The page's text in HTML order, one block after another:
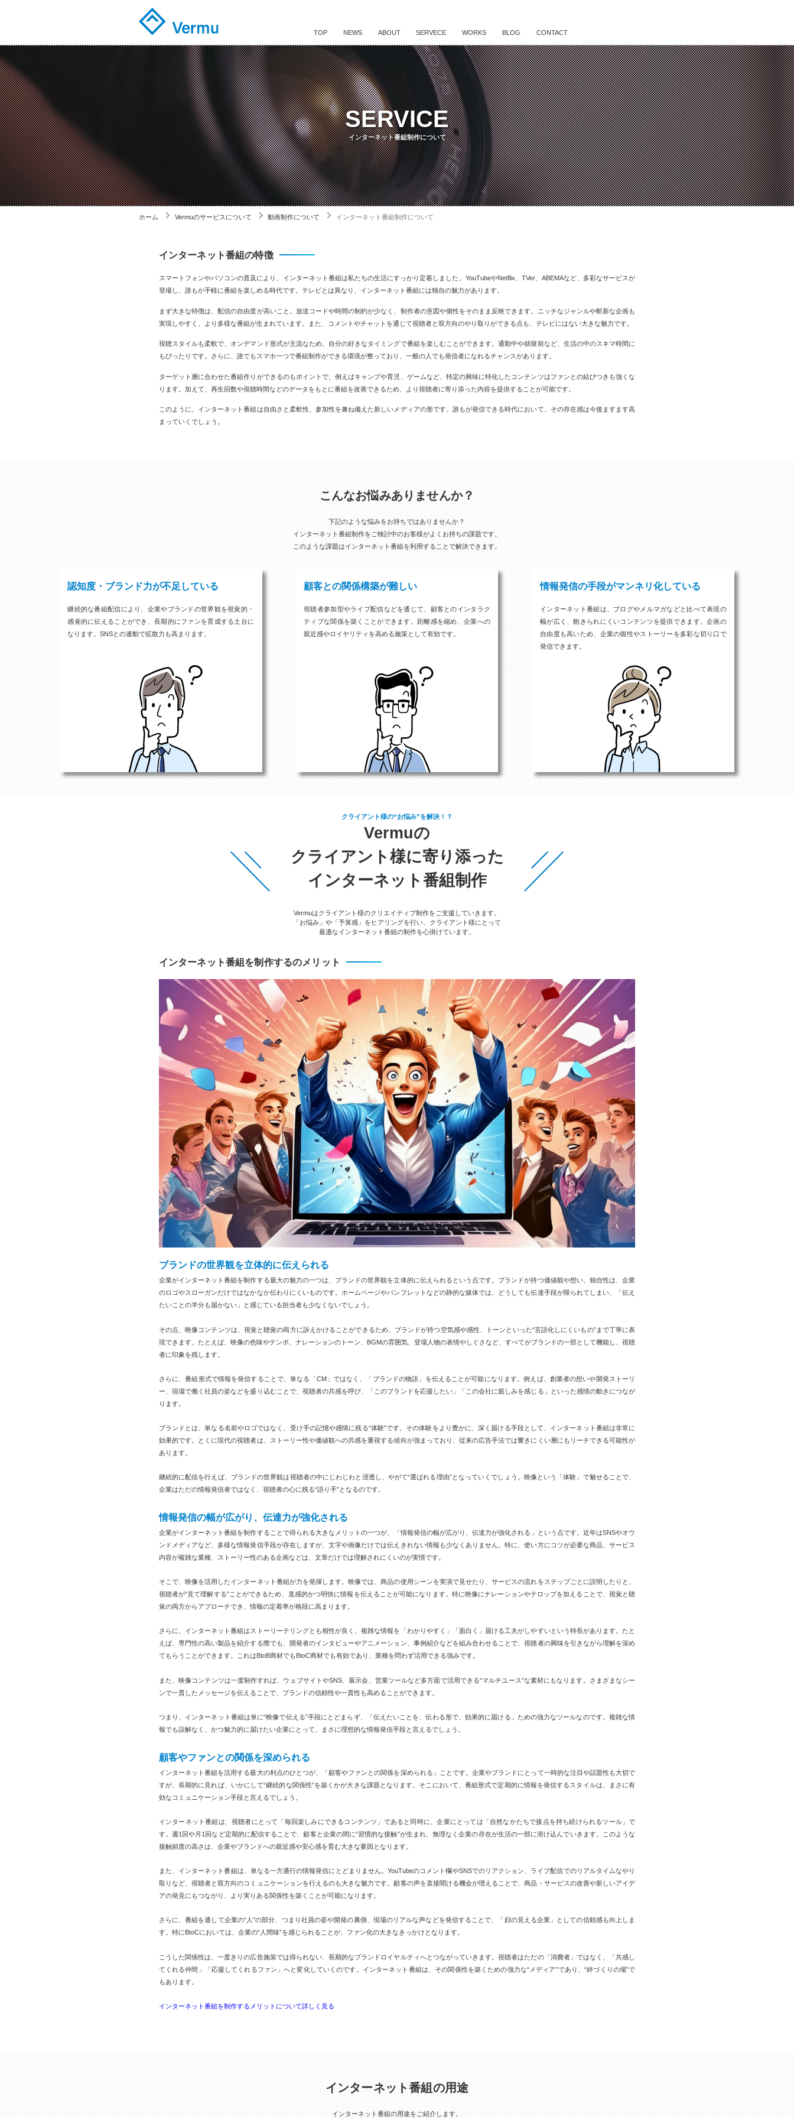
TOP NEWS ABOUT SERVECE WORKS BLOG CONTACT
SERVICE
インターネット番組制作について
ホーム Vermuのサービスについて 動画制作について インターネット番組制作について
インターネット番組の特徴
スマートフォンやパソコンの普及により、インターネット番組は私たちの生活にすっかり定着しました。YouTubeやNetflix、TVer、ABEMAなど、多彩なサービスが
登場し、誰もが手軽に番組を楽しめる時代です。テレビとは異なり、インターネット番組には独自の魅力があります。
まず大きな特徴は、配信の自由度が高いこと。放送コードや時間の制約が少なく、制作者の意図や個性をそのまま反映できます。ニッチなジャンルや斬新な企画も
実現しやすく、より多様な番組が生まれています。また、コメントやチャットを通じて視聴者と双方向のやり取りができる点も、テレビにはない大きな魅力です。
視聴スタイルも柔軟で、オンデマンド形式が主流なため、自分の好きなタイミングで番組を楽しむことができます。通勤中や就寝前など、生活の中のスキマ時間に
もぴったりです。さらに、誰でもスマホ一つで番組制作ができる環境が整っており、一般の人でも発信者になれるチャンスがあります。
ターゲット層に合わせた番組作りができるのもポイントで、例えばキャンプや育児、ゲームなど、特定の興味に特化したコンテンツはファンとの結びつきも強くな
ります。加えて、再生回数や視聴時間などのデータをもとに番組を改善できるため、より視聴者に寄り添った内容を提供することが可能です。
このように、インターネット番組は自由さと柔軟性、参加性を兼ね備えた新しいメディアの形です。誰もが発信できる時代において、その存在感は今後ますます高
まっていくでしょう。
こんなお悩みありませんか？
下記のような悩みをお持ちではありませんか？
インターネット番組制作をご検討中のお客様がよくお持ちの課題です。
このような課題はインターネット番組を利用することで解決できます。
認知度・ブランド力が不足している
継続的な番組配信により、企業やブランドの世界観を視覚的・
感覚的に伝えることができ、長期的にファンを育成する土台に
なります。SNSとの連動で拡散力も高まります。
顧客との関係構築が難しい
視聴者参加型やライブ配信などを通じて、顧客とのインタラク
ティブな関係を築くことができます。距離感を縮め、企業への
親近感やロイヤリティを高める施策として有効です。
情報発信の手段がマンネリ化している
インターネット番組は、ブログやメルマガなどと比べて表現の
幅が広く、飽きられにくいコンテンツを提供できます。企画の
自由度も高いため、企業の個性やストーリーを多彩な切り口で
発信できます。
クライアント様の“お悩み”を解決！？
Vermuの
クライアント様に寄り添った
インターネット番組制作
Vermuはクライアント様のクリエイティブ制作をご支援していきます。
「お悩み」や「予算感」をヒアリングを行い、クライアント様にとって
最適なインターネット番組の制作を心掛けています。
インターネット番組を制作するのメリット
ブランドの世界観を立体的に伝えられる
企業がインターネット番組を制作する最大の魅力の一つは、ブランドの世界観を立体的に伝えられるという点です。ブランドが持つ価値観や想い、独自性は、企業
のロゴやスローガンだけではなかなか伝わりにくいものです。ホームページやパンフレットなどの静的な媒体では、どうしても伝達手段が限られてしまい、「伝え
たいことの半分も届かない」と感じている担当者も少なくないでしょう。
その点、映像コンテンツは、視覚と聴覚の両方に訴えかけることができるため、ブランドが持つ空気感や感性、トーンといった“言語化しにくいもの”まで丁寧に表
現できます。たとえば、映像の色味やテンポ、ナレーションのトーン、BGMの雰囲気、登場人物の表情やしぐさなど、すべてがブランドの一部として機能し、視聴
者に印象を残します。
さらに、番組形式で情報を発信することで、単なる「CM」ではなく、「ブランドの物語」を伝えることが可能になります。例えば、創業者の想いや開発ストーリ
ー、現場で働く社員の姿などを盛り込むことで、視聴者の共感を呼び、「このブランドを応援したい」「この会社に親しみを感じる」といった感情の動きにつなが
ります。
ブランドとは、単なる名前やロゴではなく、受け手の記憶や感情に残る“体験”です。その体験をより豊かに、深く届ける手段として、インターネット番組は非常に
効果的です。とくに現代の視聴者は、ストーリー性や価値観への共感を重視する傾向が強まっており、従来の広告手法では響きにくい層にもリーチできる可能性が
あります。
継続的に配信を行えば、ブランドの世界観は視聴者の中にじわじわと浸透し、やがて“選ばれる理由”となっていくでしょう。映像という「体験」で魅せることで、
企業はただの情報発信者ではなく、視聴者の心に残る“語り手”となるのです。
情報発信の幅が広がり、伝達力が強化される
企業がインターネット番組を制作することで得られる大きなメリットの一つが、「情報発信の幅が広がり、伝達力が強化される」という点です。近年はSNSやオウ
ンドメディアなど、多様な情報発信手段が存在しますが、文字や画像だけでは伝えきれない情報も少なくありません。特に、使い方にコツが必要な商品、サービス
内容が複雑な業種、ストーリー性のある企画などは、文章だけでは理解されにくいのが実情です。
そこで、映像を活用したインターネット番組が力を発揮します。映像では、商品の使用シーンを実演で見せたり、サービスの流れをステップごとに説明したりと、
視聴者が“見て理解する”ことができるため、直感的かつ明快に情報を伝えることが可能になります。特に映像にナレーションやテロップを加えることで、視覚と聴
覚の両方からアプローチでき、情報の定着率が格段に高まります。
さらに、インターネット番組はストーリーテリングとも相性が良く、複雑な情報を「わかりやすく」「面白く」届ける工夫がしやすいという特長があります。たと
えば、専門性の高い製品を紹介する際でも、開発者のインタビューやアニメーション、事例紹介などを組み合わせることで、視聴者の興味を引きながら理解を深め
てもらうことができます。これはBtoB商材でもBtoC商材でも有効であり、業種を問わず活用できる強みです。
また、映像コンテンツは一度制作すれば、ウェブサイトやSNS、展示会、営業ツールなど多方面で活用できる“マルチユース”な素材にもなります。さまざまなシー
ンで一貫したメッセージを伝えることで、ブランドの信頼性や一貫性も高めることができます。
つまり、インターネット番組は単に“映像で伝える”手段にとどまらず、「伝えたいことを、伝わる形で、効果的に届ける」ための強力なツールなのです。複雑な情
報でも誤解なく、かつ魅力的に届けたい企業にとって、まさに理想的な情報発信手段と言えるでしょう。
顧客やファンとの関係を深められる
インターネット番組を活用する最大の利点のひとつが、「顧客やファンとの関係を深められる」ことです。企業やブランドにとって一時的な注目や話題性も大切で
すが、長期的に見れば、いかにして“継続的な関係性”を築くかが大きな課題となります。そこにおいて、番組形式で定期的に情報を発信するスタイルは、まさに有
効なコミュニケーション手段と言えるでしょう。
インターネット番組は、視聴者にとって「毎回楽しみにできるコンテンツ」であると同時に、企業にとっては「自然なかたちで接点を持ち続けられるツール」で
す。週1回や月1回など定期的に配信することで、顧客と企業の間に“習慣的な接触”が生まれ、無理なく企業の存在が生活の一部に溶け込んでいきます。このような
接触頻度の高さは、企業やブランドへの親近感や安心感を育む大きな要因となります。
また、インターネット番組は、単なる一方通行の情報発信にとどまりません。YouTubeのコメント欄やSNSでのリアクション、ライブ配信でのリアルタイムなやり
取りなど、視聴者と双方向のコミュニケーションを行えるのも大きな魅力です。顧客の声を直接聞ける機会が増えることで、商品・サービスの改善や新しいアイデ
アの発見にもつながり、より実りある関係性を築くことが可能になります。
さらに、番組を通して企業の“人”の部分、つまり社員の姿や開発の裏側、現場のリアルな声などを発信することで、「顔の見える企業」としての信頼感も向上しま
す。特にBtoCにおいては、企業の“人間味”を感じられることが、ファン化の大きなきっかけとなります。
こうした関係性は、一度きりの広告施策では得られない、長期的なブランドロイヤルティへとつながっていきます。視聴者はただの「消費者」ではなく、「共感し
てくれる仲間」「応援してくれるファン」へと変化していくのです。インターネット番組は、その関係性を築くための強力な“メディア”であり、“絆づくりの場”で
もあります。
インターネット番組を制作するメリットについて詳しく見る
インターネット番組の用途
インターネット番組の用途をご紹介します。